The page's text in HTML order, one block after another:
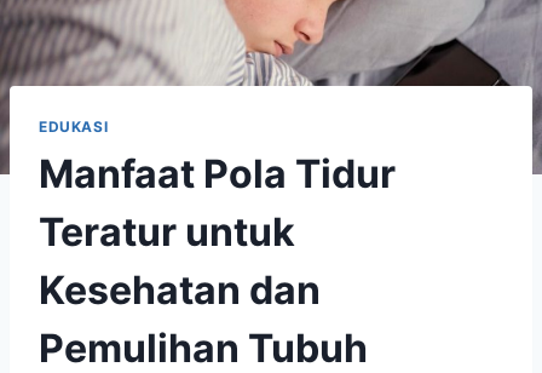
EDUKASI
Manfaat Pola Tidur
Teratur untuk
Kesehatan dan
Pemulihan Tubuh